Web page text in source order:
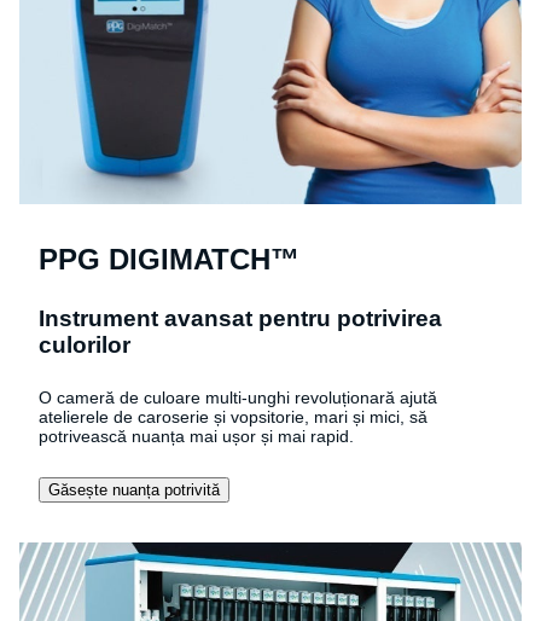
PPG DIGIMATCH™
Instrument avansat pentru potrivirea
culorilor
O cameră de culoare multi-unghi revoluționară ajută
atelierele de caroserie și vopsitorie, mari și mici, să
potrivească nuanța mai ușor și mai rapid.
Găsește nuanța potrivită